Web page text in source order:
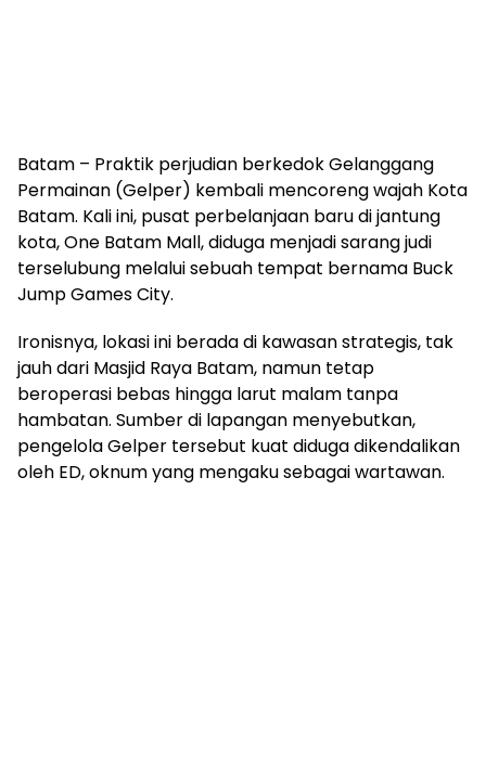
Batam – Praktik perjudian berkedok Gelanggang
Permainan (Gelper) kembali mencoreng wajah Kota
Batam. Kali ini, pusat perbelanjaan baru di jantung
kota, One Batam Mall, diduga menjadi sarang judi
terselubung melalui sebuah tempat bernama Buck
Jump Games City.
Ironisnya, lokasi ini berada di kawasan strategis, tak
jauh dari Masjid Raya Batam, namun tetap
beroperasi bebas hingga larut malam tanpa
hambatan. Sumber di lapangan menyebutkan,
pengelola Gelper tersebut kuat diduga dikendalikan
oleh ED, oknum yang mengaku sebagai wartawan.